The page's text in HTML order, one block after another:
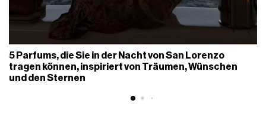
5 Parfums, die Sie in der Nacht von San Lorenzo
tragen können, inspiriert von Träumen, Wünschen
und den Sternen